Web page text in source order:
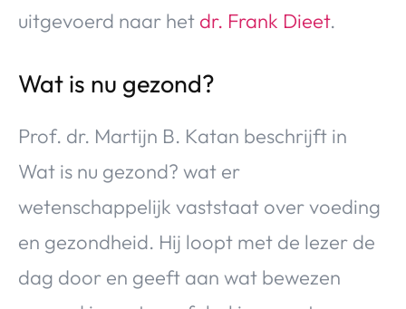
uitgevoerd naar het dr. Frank Dieet.
Wat is nu gezond?
Prof. dr. Martijn B. Katan beschrijft in
Wat is nu gezond? wat er
wetenschappelijk vaststaat over voeding
en gezondheid. Hij loopt met de lezer de
dag door en geeft aan wat bewezen